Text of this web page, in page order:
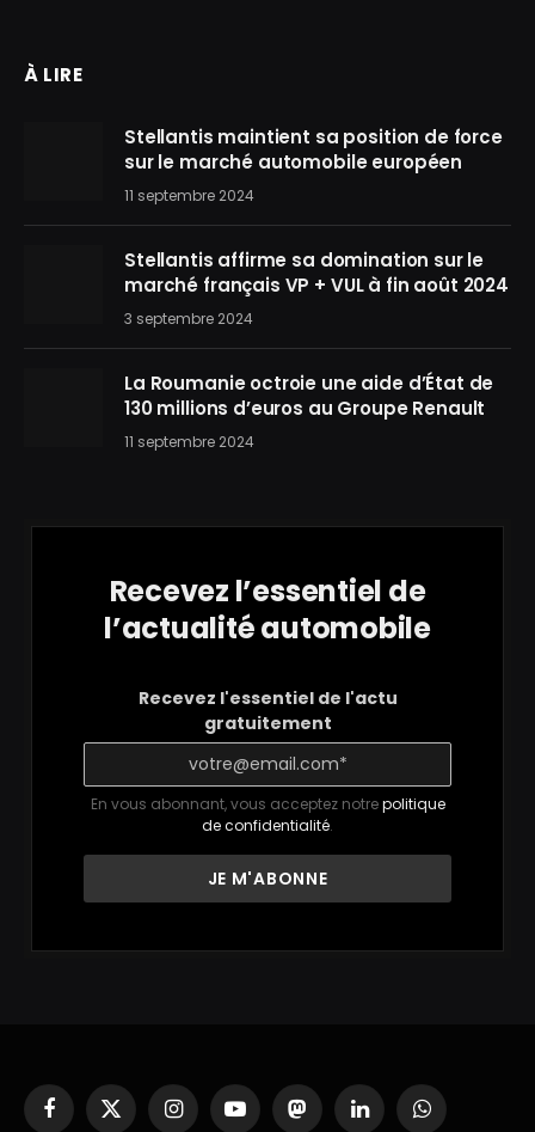
À LIRE
Stellantis maintient sa position de force
sur le marché automobile européen
11 septembre 2024
Stellantis affirme sa domination sur le
marché français VP + VUL à fin août 2024
3 septembre 2024
La Roumanie octroie une aide d’État de
130 millions d’euros au Groupe Renault
11 septembre 2024
Recevez l’essentiel de
l’actualité automobile
Recevez l'essentiel de l'actu
gratuitement
En vous abonnant, vous acceptez notrepolitique
de confidentialité.
Facebook
X
InstagramYouTubeMastodonLinkedInWhatsApp